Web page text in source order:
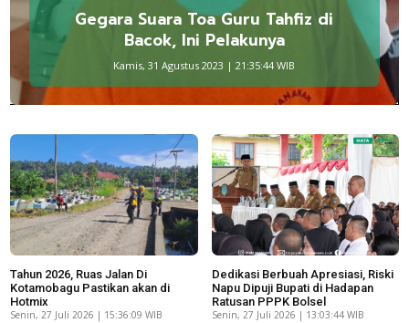
Gegara Suara Toa Guru Tahfiz di
Bacok, Ini Pelakunya
Kamis, 31 Agustus 2023 | 21:35:44 WIB
Tahun 2026, Ruas Jalan Di
Kotamobagu Pastikan akan di
Hotmix
Senin, 27 Juli 2026 | 15:36:09 WIB
Dedikasi Berbuah Apresiasi, Riski
Napu Dipuji Bupati di Hadapan
Ratusan PPPK Bolsel
Senin, 27 Juli 2026 | 13:03:44 WIB